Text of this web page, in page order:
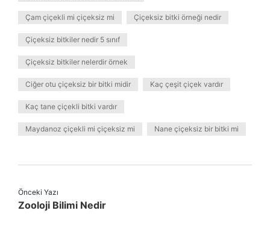
Çam çiçekli mi çiçeksiz mi Çiçeksiz bitki örneği nedir
Çiçeksiz bitkiler nedir 5 sınıf
Çiçeksiz bitkiler nelerdir örnek
Ciğer otu çiçeksiz bir bitki midir Kaç çeşit çiçek vardır
Kaç tane çiçekli bitki vardır
Maydanoz çiçekli mi çiçeksiz mi Nane çiçeksiz bir bitki mi
Önceki Yazı
Zooloji Bilimi Nedir